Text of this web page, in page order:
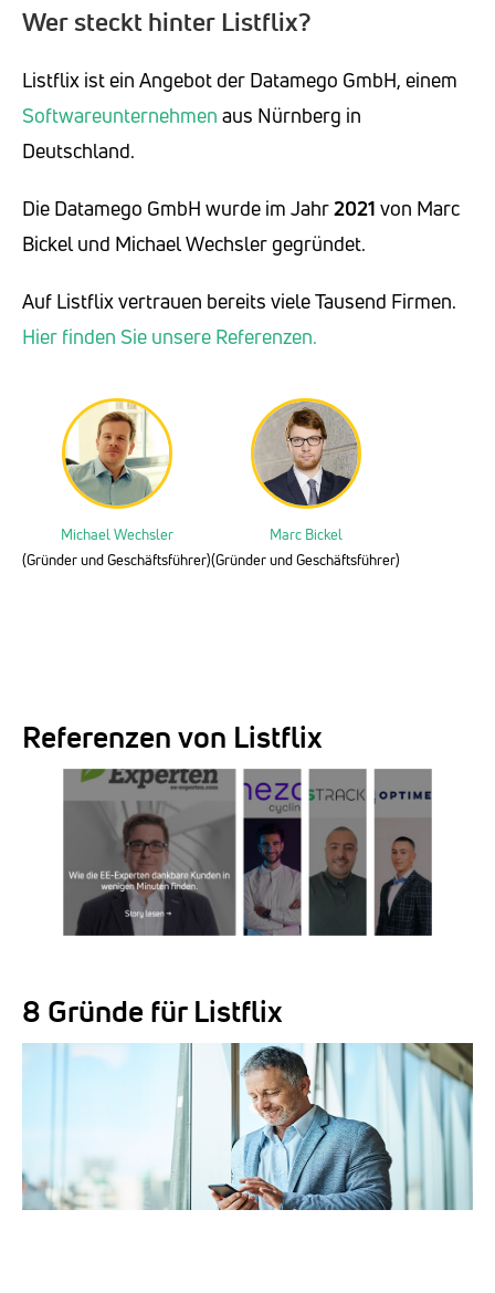
Wer steckt hinter Listflix?
Listflix ist ein Angebot der Datamego GmbH, einem
Softwareunternehmen aus Nürnberg in
Deutschland.
Die Datamego GmbH wurde im Jahr2021 von Marc
Bickel und Michael Wechsler gegründet.
Auf Listflix vertrauen bereits viele Tausend Firmen.
Hier finden Sie unsere Referenzen.
Michael Wechsler
(Gründer und Geschäftsführer)
Marc Bickel
(Gründer und Geschäftsführer)
Referenzen von Listflix
8 Gründe für Listflix